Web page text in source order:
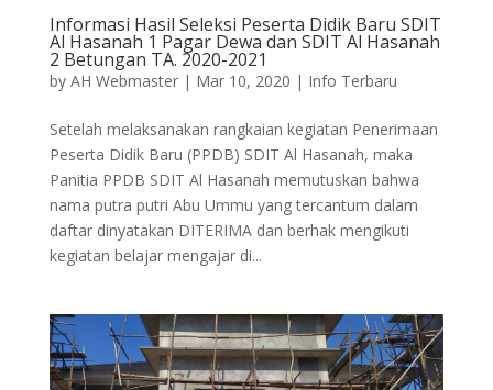
Informasi Hasil Seleksi Peserta Didik Baru SDIT
Al Hasanah 1 Pagar Dewa dan SDIT Al Hasanah
2 Betungan TA. 2020-2021
by AH Webmaster| Mar 10, 2020 | Info Terbaru
Setelah melaksanakan rangkaian kegiatan Penerimaan
Peserta Didik Baru (PPDB) SDIT Al Hasanah, maka
Panitia PPDB SDIT Al Hasanah memutuskan bahwa
nama putra putri Abu Ummu yang tercantum dalam
daftar dinyatakan DITERIMA dan berhak mengikuti
kegiatan belajar mengajar di...